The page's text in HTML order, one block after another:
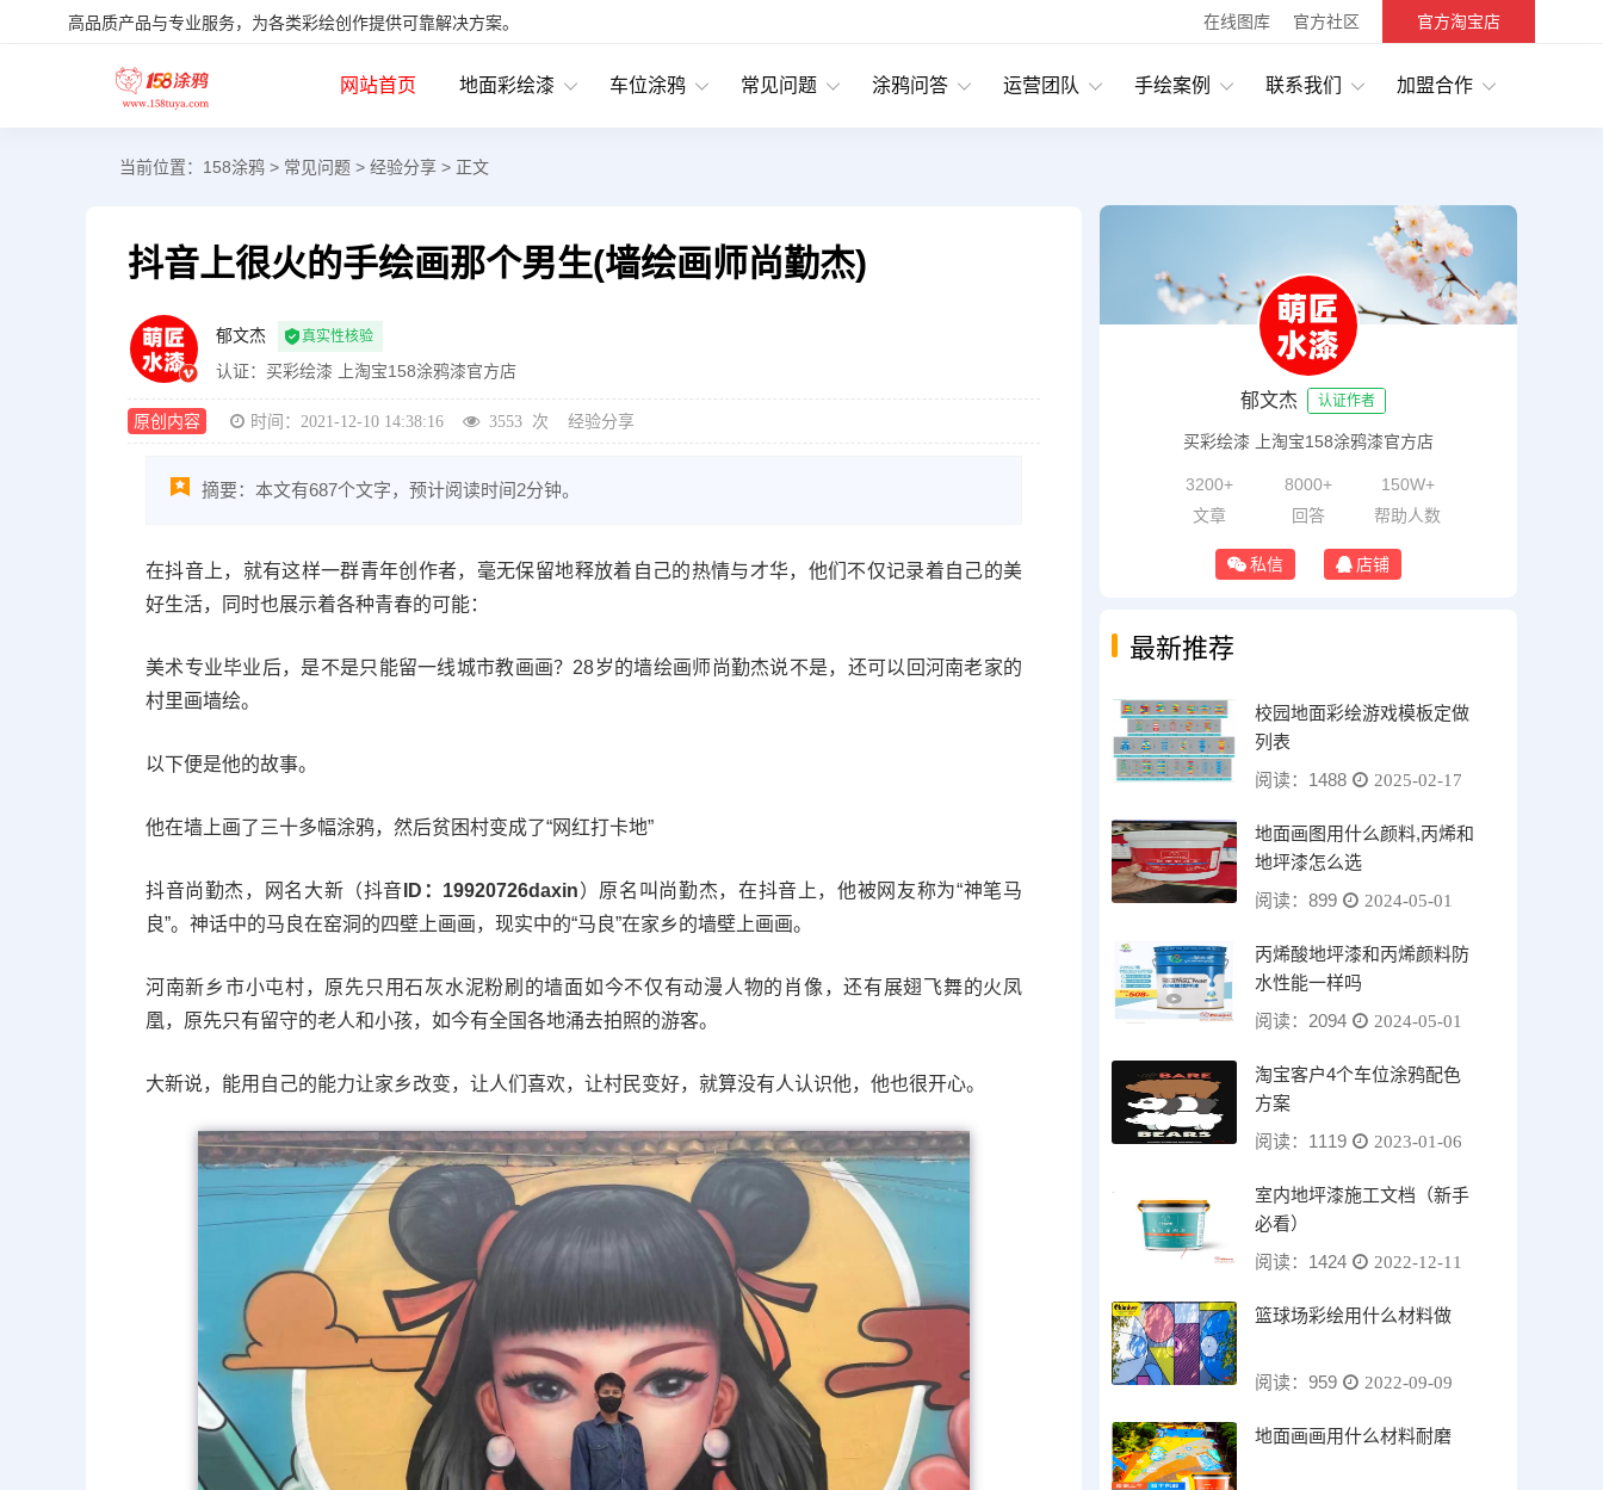
高品质产品与专业服务，为各类彩绘创作提供可靠解决方案。 在线图库 官方社区 官方淘宝店
网站首页 地面彩绘漆 车位涂鸦 常见问题 涂鸦问答 运营团队 手绘案例 联系我们 加盟合作
当前位置： 158涂鸦 > 常见问题 > 经验分享 > 正文
抖音上很火的手绘画那个男生(墙绘画师尚勤杰)
郁文杰 真实性核验
认证： 买彩绘漆 上淘宝158涂鸦漆官方店
原创内容 时间：2021-12-10 14:38:16 3553 次 经验分享
摘要：本文有687个文字，预计阅读时间2分钟。
在抖音上，就有这样一群青年创作者，毫无保留地释放着自己的热情与才华，他们不仅记录着自己的美
好生活，同时也展示着各种青春的可能：
美术专业毕业后，是不是只能留一线城市教画画？28岁的墙绘画师尚勤杰说不是，还可以回河南老家的
村里画墙绘。
以下便是他的故事。
他在墙上画了三十多幅涂鸦，然后贫困村变成了“网红打卡地”
抖音尚勤杰，网名大新（抖音 ID：19920726daxin）原名叫尚勤杰，在抖音上，他被网友称为“神笔马
良”。神话中的马良在窑洞的四壁上画画，现实中的“马良”在家乡的墙壁上画画。
河南新乡市小屯村，原先只用石灰水泥粉刷的墙面如今不仅有动漫人物的肖像，还有展翅飞舞的火凤
凰，原先只有留守的老人和小孩，如今有全国各地涌去拍照的游客。
大新说，能用自己的能力让家乡改变，让人们喜欢，让村民变好，就算没有人认识他，他也很开心。
郁文杰 认证作者
买彩绘漆 上淘宝158涂鸦漆官方店
3200+ 8000+
150W+
文章
回答 帮助人数
私信 店铺
最新推荐
校园地面彩绘游戏模板定做
列表
阅读：1488
2025-02-17
地面画图用什么颜料,丙烯和
地坪漆怎么选
阅读：899
2024-05-01
丙烯酸地坪漆和丙烯颜料防
水性能一样吗
阅读：2094
2024-05-01
淘宝客户4个车位涂鸦配色
方案
阅读：1119
2023-01-06
室内地坪漆施工文档（新手
必看）
阅读：1424
2022-12-11
篮球场彩绘用什么材料做
阅读：959 2022-09-09
地面画画用什么材料耐磨